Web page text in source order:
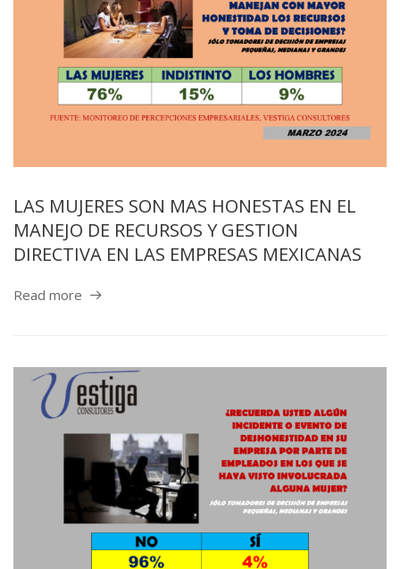
LAS MUJERES SON MAS HONESTAS EN EL
MANEJO DE RECURSOS Y GESTION
DIRECTIVA EN LAS EMPRESAS MEXICANAS
Read more